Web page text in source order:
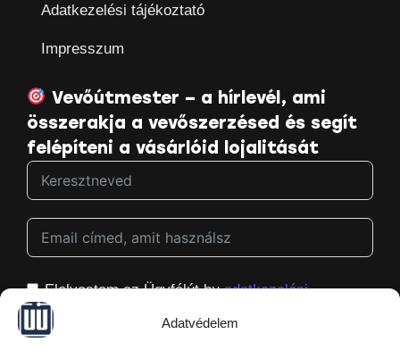
Adatvédelem
Adatkezelési tájékoztató
Impresszum
Vevőútmester – a hírlevél, ami
összerakja a vevőszerzésed és segít
felépíteni a vásárlóid lojalitását
Elolvastam az Ügyfélút.huadatkezelési
tájékoztatóját
megkapjam a Ügyfélút.hu hírleveleit, és azt is